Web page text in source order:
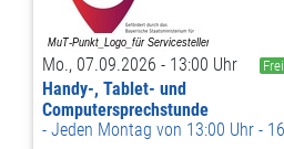
Mo., 07.09.2026 - 13:00 Uhr
Handy-, Tablet- und
Computersprechstunde
Jeden Montag von 13:00 Uhr -